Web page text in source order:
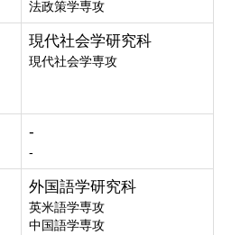
法政策学専攻
現代社会学研究科
現代社会学専攻
-
-
外国語学研究科
英米語学専攻
中国語学専攻